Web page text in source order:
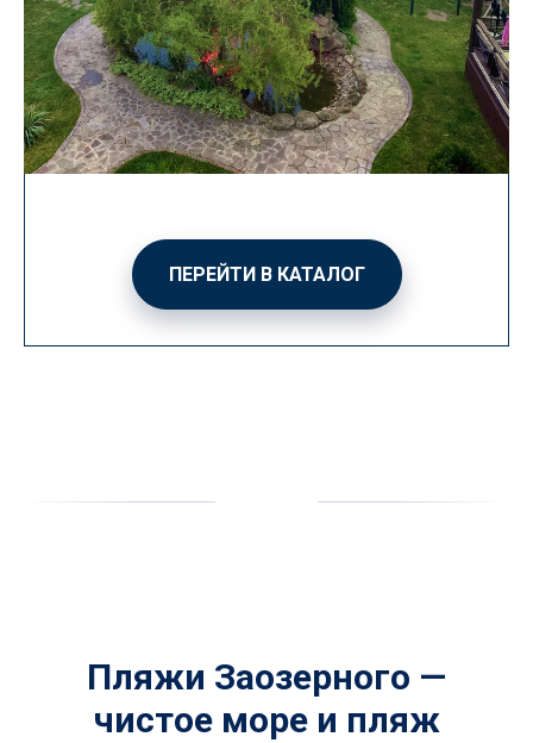
ПЕРЕЙТИ В КАТАЛОГ
Пляжи Заозерного —
чистое море и пляж